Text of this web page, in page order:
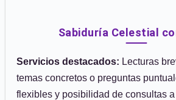
Sabiduría Celestial
Servicios destacados: Lecturas
temas concretos o preguntas
flexibles y posibilidad de consultas